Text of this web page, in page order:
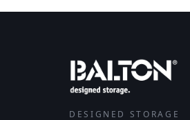
DESIGNED STORAGE